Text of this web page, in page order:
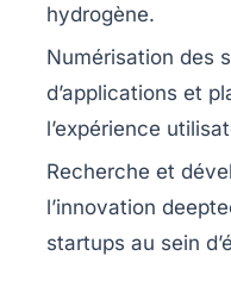
hydrogène.
Numérisation des
d’applications et
l’expérience
Recherche et
l’innovation
startups au sein